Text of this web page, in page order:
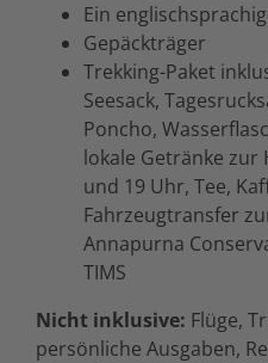
Ein
Gepäckträger
Trekking-Paket
Seesack,
Poncho,
lokale Getränke zur
und 19 Uhr, Tee,
Fahrzeugtransfer
Annapurna
TIMS
Nicht inklusive: Flüge,
persönliche Ausgaben,